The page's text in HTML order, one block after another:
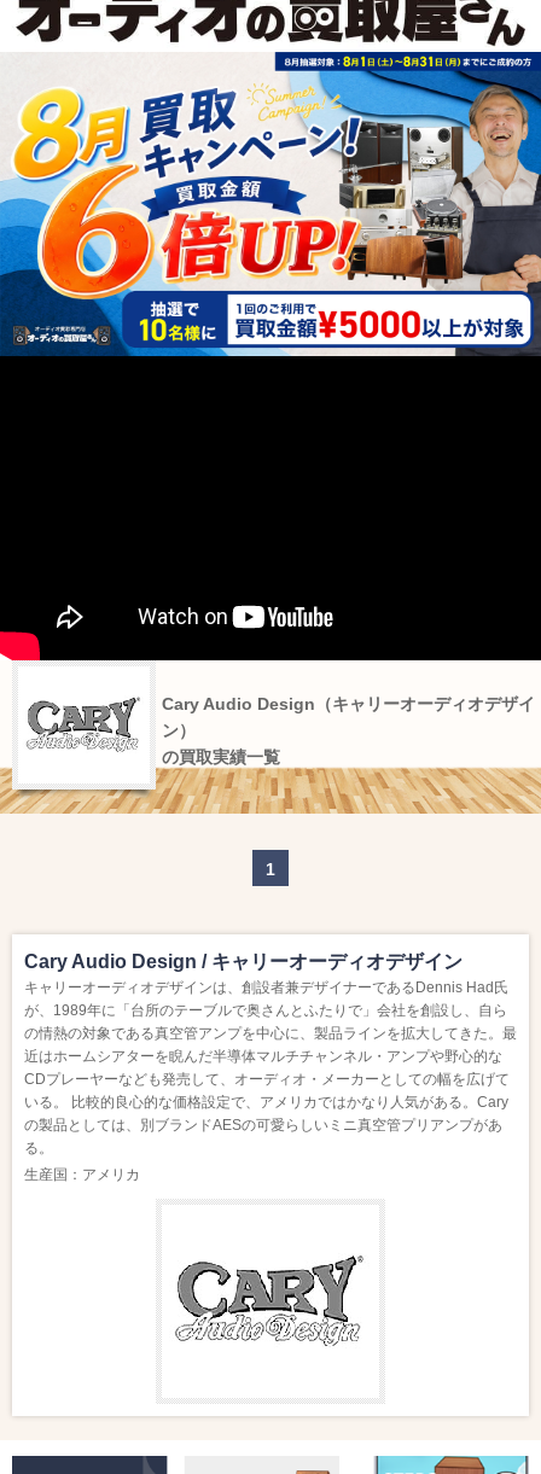
Cary Audio Design（キャリーオーディオデザイ
ン）
の買取実績一覧
1
Cary Audio Design / キャリーオーディオデザイン
キャリーオーディオデザインは、創設者兼デザイナーであるDennis Had氏
が、1989年に「台所のテーブルで奥さんとふたりで」会社を創設し、自ら
の情熱の対象である真空管アンプを中心に、製品ラインを拡大してきた。最
近はホームシアターを睨んだ半導体マルチチャンネル・アンプや野心的な
CDプレーヤーなども発売して、オーディオ・メーカーとしての幅を広げて
いる。 比較的良心的な価格設定で、アメリカではかなり人気がある。Cary
の製品としては、別ブランドAESの可愛らしいミニ真空管プリアンプがあ
る。
生産国：アメリカ